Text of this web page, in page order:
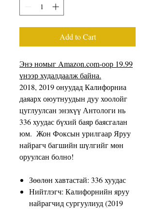
Add to Cart
Энэ номыг Amazon.com-оор 19.99
үнээр худалдаалж байна.
2018, 2019 онуудад Калифорниа
даяарх оюутнуудын дуу хоолойг
цуглуулсан энэхүү Антологи нь
336 хуудас бүхий баяр баясгалан
юм. Жон Фоксын урилгаар Яруу
найрагч багшийн шүлгийг мөн
оруулсан болно!
Зөөлөн хавтастай: 336 хуудас
Нийтлэгч: Калифорнийн яруу
найрагчид сургуулиуд (2019